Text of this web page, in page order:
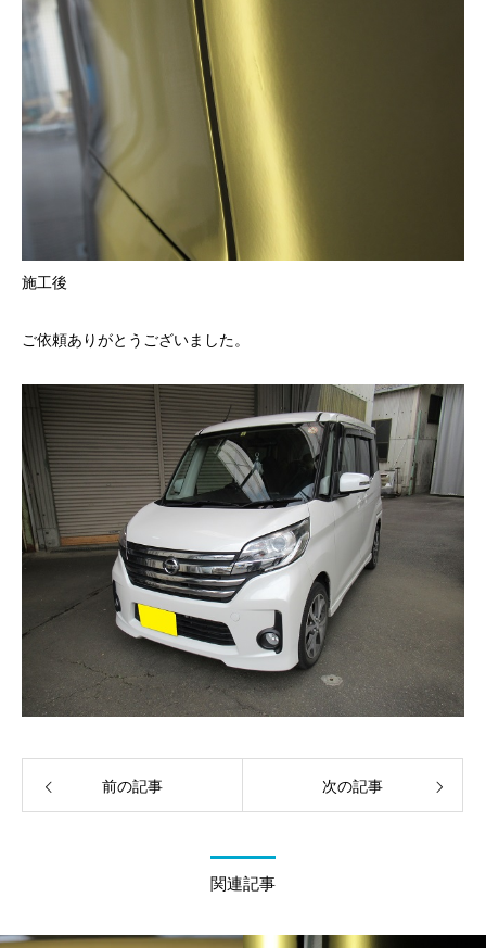
施工後
ご依頼ありがとうございました。
前の記事 次の記事
関連記事